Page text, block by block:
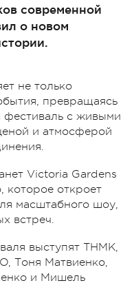
современной
о новом
не только
превращаясь
с живыми
и атмосферой
Victoria Gardens
которое откроет
масштабного шоу,
встреч.
выступят ТНМК,
Тоня Матвиенко,
и Мишель